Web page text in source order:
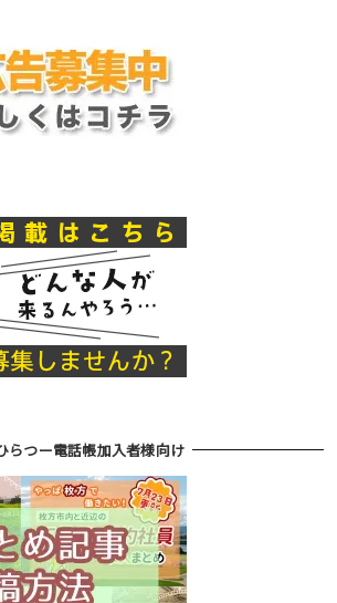
らつー電話帳加入者様向け